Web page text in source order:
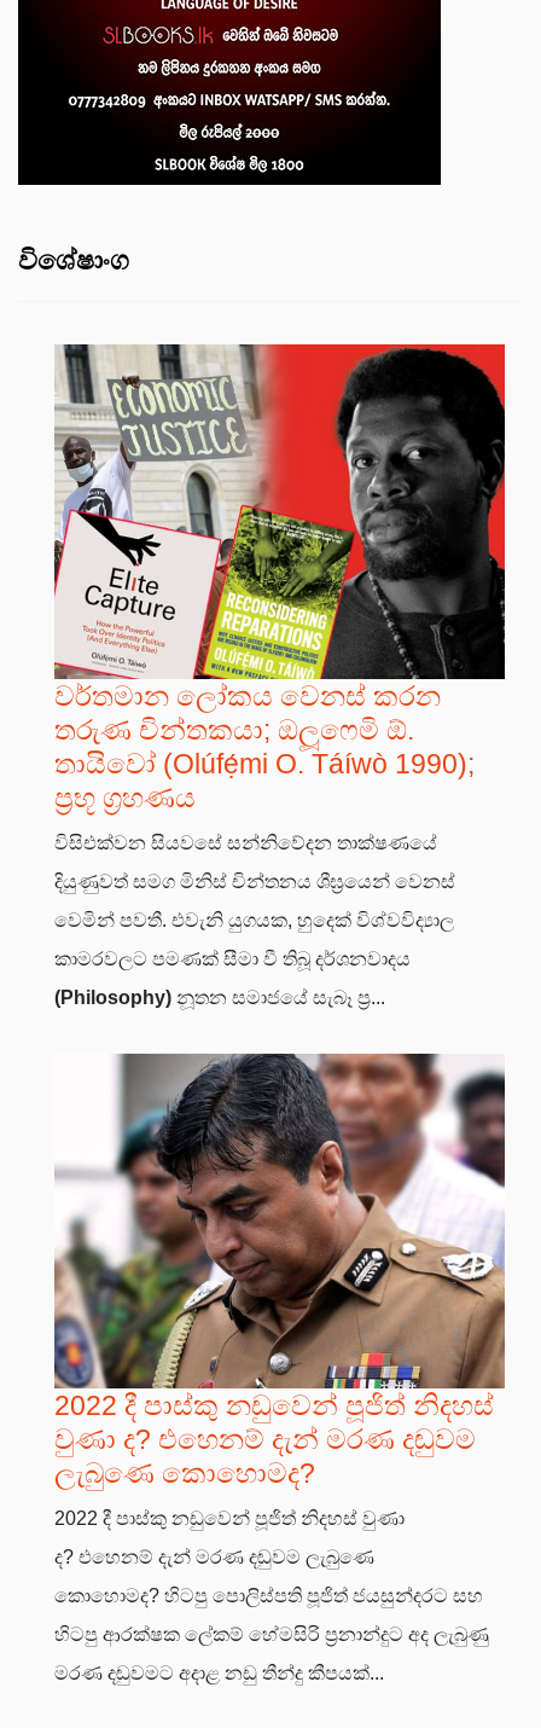
විශේෂාංග
වර්තමාන ලෝකය වෙනස් කරන
තරුණ චින්තකයා; ඔලූෆෙමි ඕ.
තායිවෝ (Olúfẹ́mi O. Táíwò 1990);
ප්‍රභූ ග්‍රහණය
විසිඑක්වන සියවසේ සන්නිවේදන තාක්ෂණයේ
දියුණුවත් සමග මිනිස් චින්තනය ශීඝ්‍රයෙන් වෙනස්
වෙමින් පවතී. එවැනි යුගයක, හුදෙක් විශ්වවිද්‍යාල
කාමරවලට පමණක් සීමා වී තිබූ දර්ශනවාදය
(Philosophy) නූතන සමාජයේ සැබෑ ප්‍ර...
2022 දී පාස්කු නඩුවෙන් පූජිත් නිදහස්
වුණා ද? එහෙනම් දැන් මරණ දඬුවම
ලැබුණෙ කොහොමද?
2022 දී පාස්කු නඩුවෙන් පූජිත් නිදහස් වුණා
ද? එහෙනම් දැන් මරණ දඬුවම ලැබුණෙ
කොහොමද? හිටපු පොලිස්පති පූජිත් ජයසුන්දරට සහ
හිටපු ආරක්ෂක ලේකම් හේමසිරි ප්‍රනාන්දුට අද ලැබුණු
මරණ දඬුවමට අදාළ නඩු තීන්දු කීපයක්...